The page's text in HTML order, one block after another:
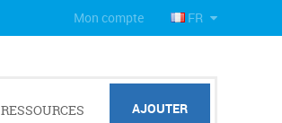
FR
Mon compte
RESSOURCES AJOUTER